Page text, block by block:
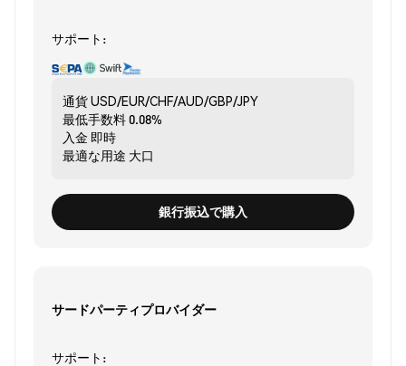
サポート:
通貨USD/EUR/CHF/AUD/GBP/JPY
最低手数料0.08%
入金 即時
最適な用途 大口
銀行振込で購入
サードパーティプロバイダー
サポート: